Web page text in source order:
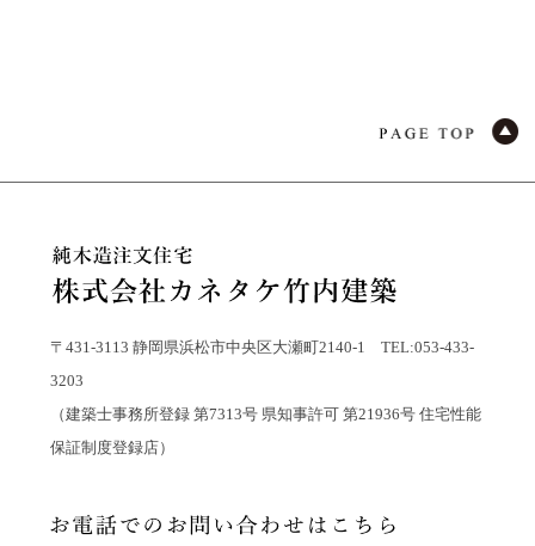
〒431-3113 静岡県浜松市中央区大瀬町2140-1 TEL:053-433-
3203
（建築士事務所登録 第7313号 県知事許可 第21936号 住宅性能
保証制度登録店）